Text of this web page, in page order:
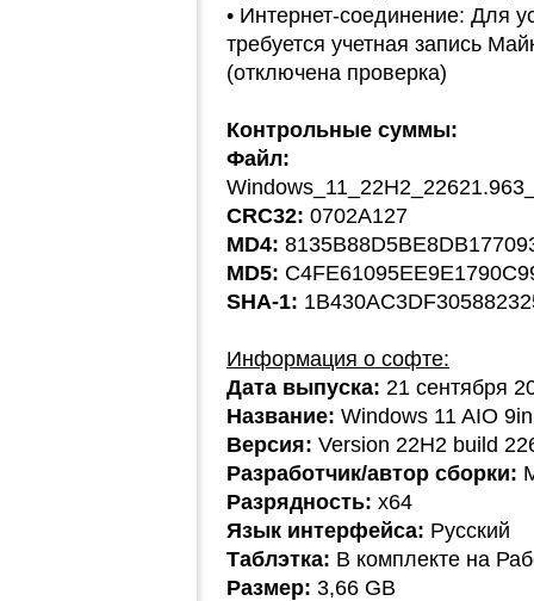
• Интернет-соединение: Для
требуется учетная запись
(отключена проверка)
Контрольные суммы:
Файл:
CRC32: 0702A127
MD4:
MD5:
SHA-1:
Информация о софте:
Дата выпуска: 21 сентября
Название: Windows 11 AIO
Версия: Version 22H2 build
Разработчик/автор сборки:
Разрядность: x64
Язык интерфейса: Русский
Таблэтка: В комплекте на
Размер: 3,66 GB